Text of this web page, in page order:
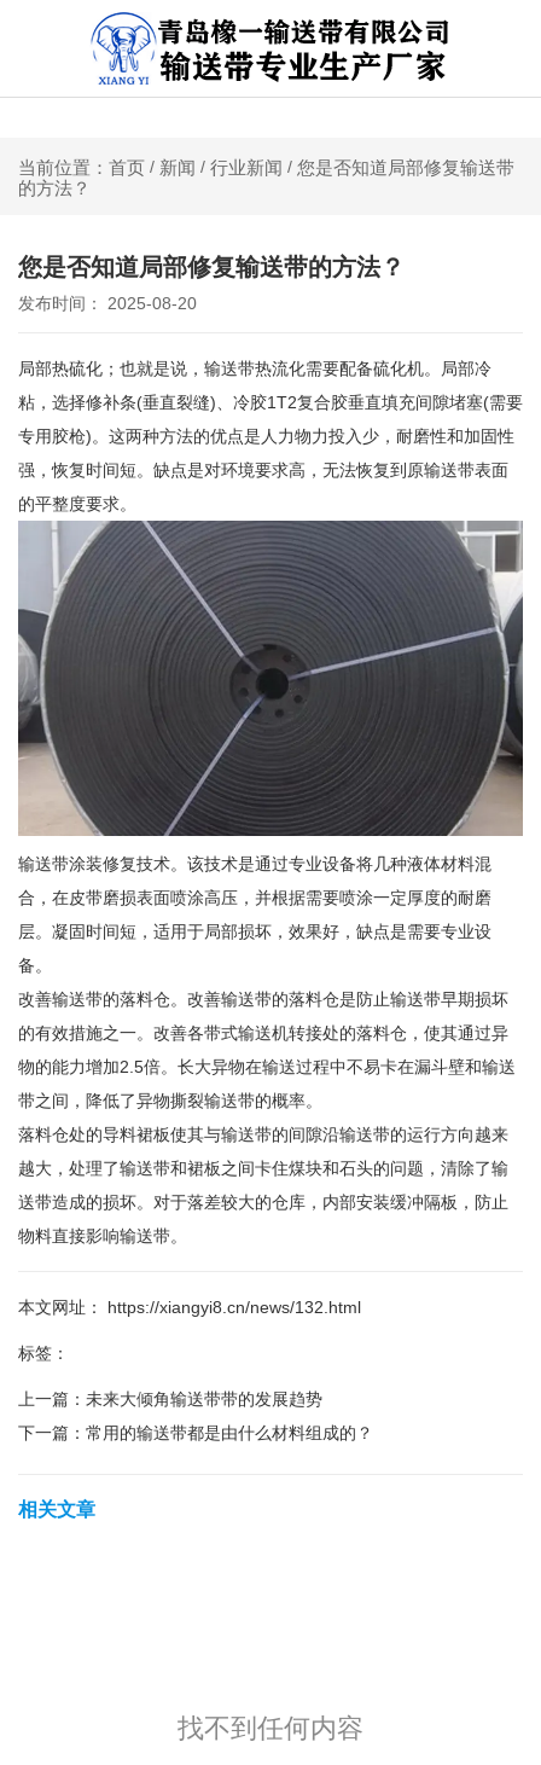
关于我们 | 联系我们
全国咨询热线：
138-6420-1845
137-8066-5725
当前位置：首页 / 新闻 / 行业新闻 / 您是否知道局部修复输送带
的方法？
您是否知道局部修复输送带的方法？
发布时间： 2025-08-20
局部热硫化；也就是说，输送带热流化需要配备硫化机。局部冷
粘，选择修补条(垂直裂缝)、冷胶1T2复合胶垂直填充间隙堵塞(需要
专用胶枪)。这两种方法的优点是人力物力投入少，耐磨性和加固性
强，恢复时间短。缺点是对环境要求高，无法恢复到原输送带表面
的平整度要求。
输送带涂装修复技术。该技术是通过专业设备将几种液体材料混
合，在皮带磨损表面喷涂高压，并根据需要喷涂一定厚度的耐磨
层。凝固时间短，适用于局部损坏，效果好，缺点是需要专业设
备。
改善输送带的落料仓。改善输送带的落料仓是防止输送带早期损坏
的有效措施之一。改善各带式输送机转接处的落料仓，使其通过异
物的能力增加2.5倍。长大异物在输送过程中不易卡在漏斗壁和输送
带之间，降低了异物撕裂输送带的概率。
落料仓处的导料裙板使其与输送带的间隙沿输送带的运行方向越来
越大，处理了输送带和裙板之间卡住煤块和石头的问题，清除了输
送带造成的损坏。对于落差较大的仓库，内部安装缓冲隔板，防止
物料直接影响输送带。
本文网址： https://xiangyi8.cn/news/132.html
标签：
上一篇： 未来大倾角输送带带的发展趋势
下一篇： 常用的输送带都是由什么材料组成的？
相关文章
找不到任何内容